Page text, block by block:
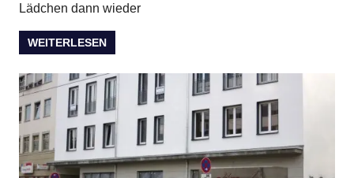
Lädchen dann wieder
WEITERLESEN